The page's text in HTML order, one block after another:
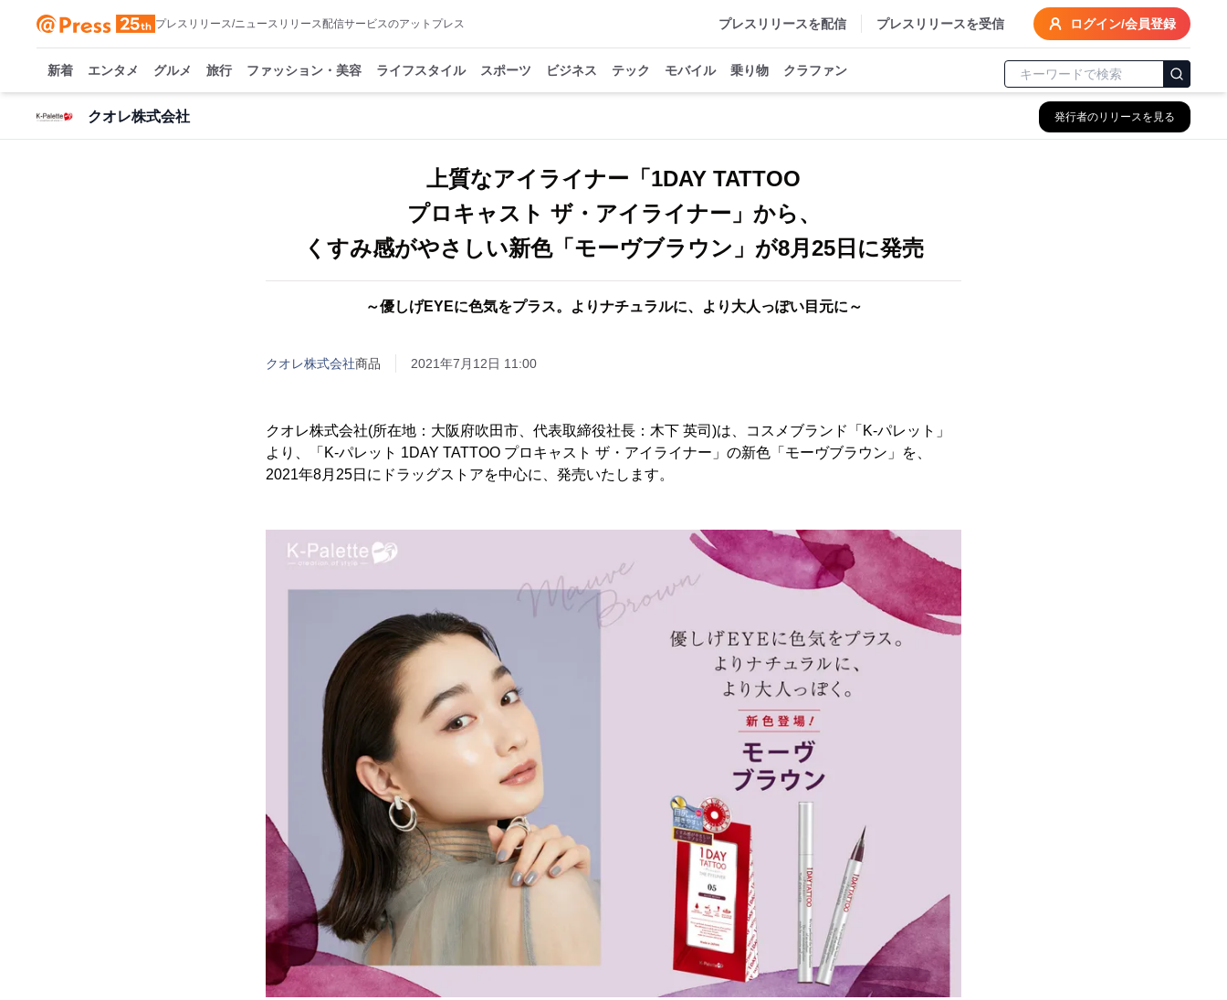
プレスリリース/ニュースリリース配信サービスのアットプレス プレスリリースを配信 プレスリリースを受信 ログイン/会員登録
新着 エンタメ グルメ 旅行 ファッション・美容 ライフスタイル スポーツ ビジネス テック モバイル 乗り物 クラファン
クオレ株式会社 発行者のリリースを見る
上質なアイライナー「1DAY TATTOO
プロキャスト ザ・アイライナー」から、
くすみ感がやさしい新色「モーヴブラウン」が8月25日に発売
～優しげEYEに色気をプラス。よりナチュラルに、より大人っぽい目元に～
クオレ株式会社商品 2021年7月12日 11:00
クオレ株式会社(所在地：大阪府吹田市、代表取締役社長：木下 英司)は、コスメブランド「K-パレット」
より、「K-パレット 1DAY TATTOO プロキャスト ザ・アイライナー」の新色「モーヴブラウン」を、
2021年8月25日にドラッグストアを中心に、発売いたします。